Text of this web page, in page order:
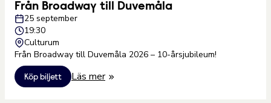
Från Broadway till Duvemåla
25 september
19:30
Culturum
Från Broadway till Duvemåla 2026 – 10-årsjubileum!
Köp biljett Läs mer